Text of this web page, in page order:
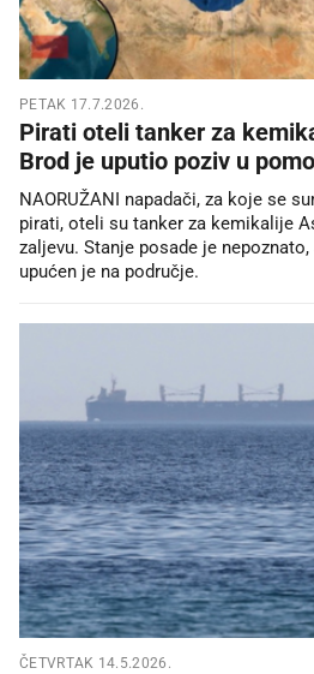
PETAK 17.7.2026.
Pirati oteli tanker za
Brod je uputio poziv u
NAORUŽANI napadači, za koje se
pirati, oteli su tanker za kemikalije
zaljevu. Stanje posade je
upućen je na područje.
ČETVRTAK 14.5.2026.